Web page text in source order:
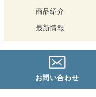
商品紹介
最新情報
サポート
アクセス・店舗案内
お問い合わせ